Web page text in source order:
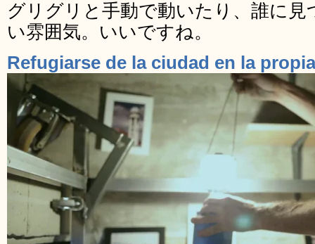
グリグリと手動で動いたり、誰に
い雰囲気。いいですね。
Refugiarse de la ciudad en la